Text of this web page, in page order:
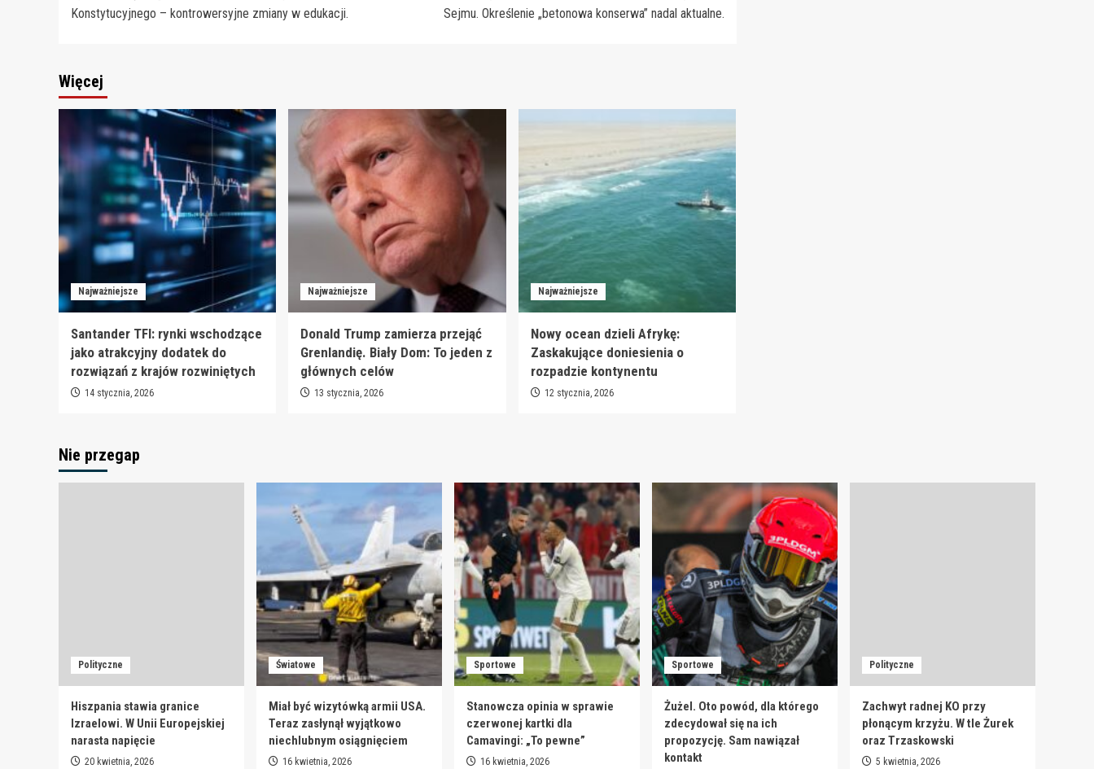
Konstytucyjnego – kontrowersyjne zmiany w edukacji.
Sejmu. Określenie „betonowa konserwa” nadal aktualne.
Więcej
Najważniejsze
Santander TFI: rynki wschodzące
jako atrakcyjny dodatek do
rozwiązań z krajów rozwiniętych
14 stycznia, 2026
Najważniejsze
Donald Trump zamierza przejąć
Grenlandię. Biały Dom: To jeden z
głównych celów
13 stycznia, 2026
Najważniejsze
Nowy ocean dzieli Afrykę:
Zaskakujące doniesienia o
rozpadzie kontynentu
12 stycznia, 2026
Nie przegap
Polityczne
Hiszpania stawia granice
Izraelowi. W Unii Europejskiej
narasta napięcie
20 kwietnia, 2026
Światowe
Miał być wizytówką armii USA.
Teraz zasłynął wyjątkowo
niechlubnym osiągnięciem
16 kwietnia, 2026
Sportowe
Stanowcza opinia w sprawie
czerwonej kartki dla
Camavingi: „To pewne”
16 kwietnia, 2026
Sportowe
Żużel. Oto powód, dla którego
zdecydował się na ich
propozycję. Sam nawiązał
kontakt
Polityczne
Zachwyt radnej KO przy
płonącym krzyżu. W tle Żurek
oraz Trzaskowski
5 kwietnia, 2026